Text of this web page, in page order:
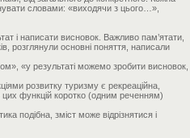
словами: «виходячи з цього…»,
і написати висновок. Важливо пам’ятати,
розглянули основні поняття, написали
«у результаті можемо зробити висновок,
розвитку туризму є рекреаційна,
цих функцій коротко (одним реченням)
подібна, зміст може відрізнятися і